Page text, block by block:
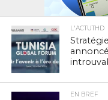
L'ACTUTHD
EN BREF